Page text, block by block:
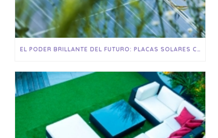
EL PODER BRILLANTE DEL FUTURO: PLACAS SOLARES COMO FUENTE DE ENERGÍA SOSTENIBLE